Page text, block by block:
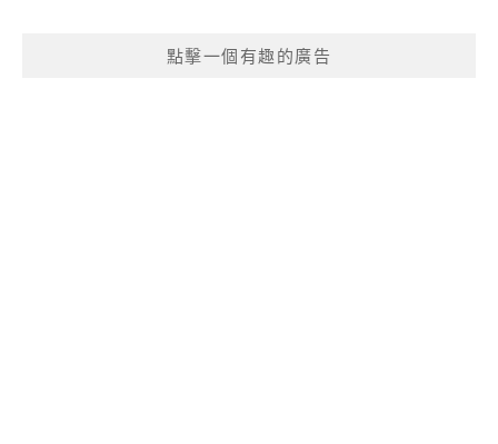
點擊一個有趣的廣告